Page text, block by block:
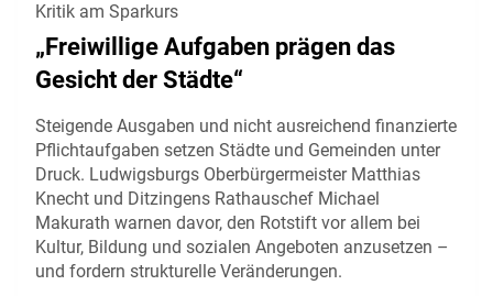
Kritik am Sparkurs
„Freiwillige Aufgaben prägen das
Gesicht der Städte“
Steigende Ausgaben und nicht ausreichend finanzierte
Pflichtaufgaben setzen Städte und Gemeinden unter
Druck. Ludwigsburgs Oberbürgermeister Matthias
Knecht und Ditzingens Rathauschef Michael
Makurath warnen davor, den Rotstift vor allem bei
Kultur, Bildung und sozialen Angeboten anzusetzen –
und fordern strukturelle Veränderungen.